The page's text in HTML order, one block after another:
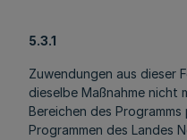
5.3.1
Zuwendungen aus dieser
dieselbe Maßnahme nicht
Bereichen des
Programmen des Landes